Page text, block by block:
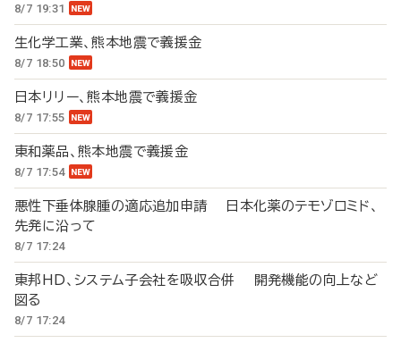
8/7 19:31
生化学工業、熊本地震で義援金
8/7 18:50
日本リリー、熊本地震で義援金
8/7 17:55
東和薬品、熊本地震で義援金
8/7 17:54
悪性下垂体腺腫の適応追加申請 日本化薬のテモゾロミド、
先発に沿って
8/7 17:24
東邦HD、システム子会社を吸収合併 開発機能の向上など
図る
8/7 17:24